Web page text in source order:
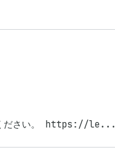
照ください。 https://le...